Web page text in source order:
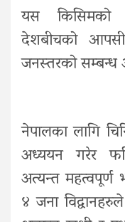
यस
देशबीचको
जनस्तरको सम्बन्ध
नेपालका लागि
अध्ययन गरेर
अत्यन्त
४ जना